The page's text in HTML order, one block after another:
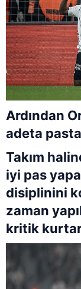
Ardından
adeta
Takım
iyi pas
disiplinini
zaman
kritik